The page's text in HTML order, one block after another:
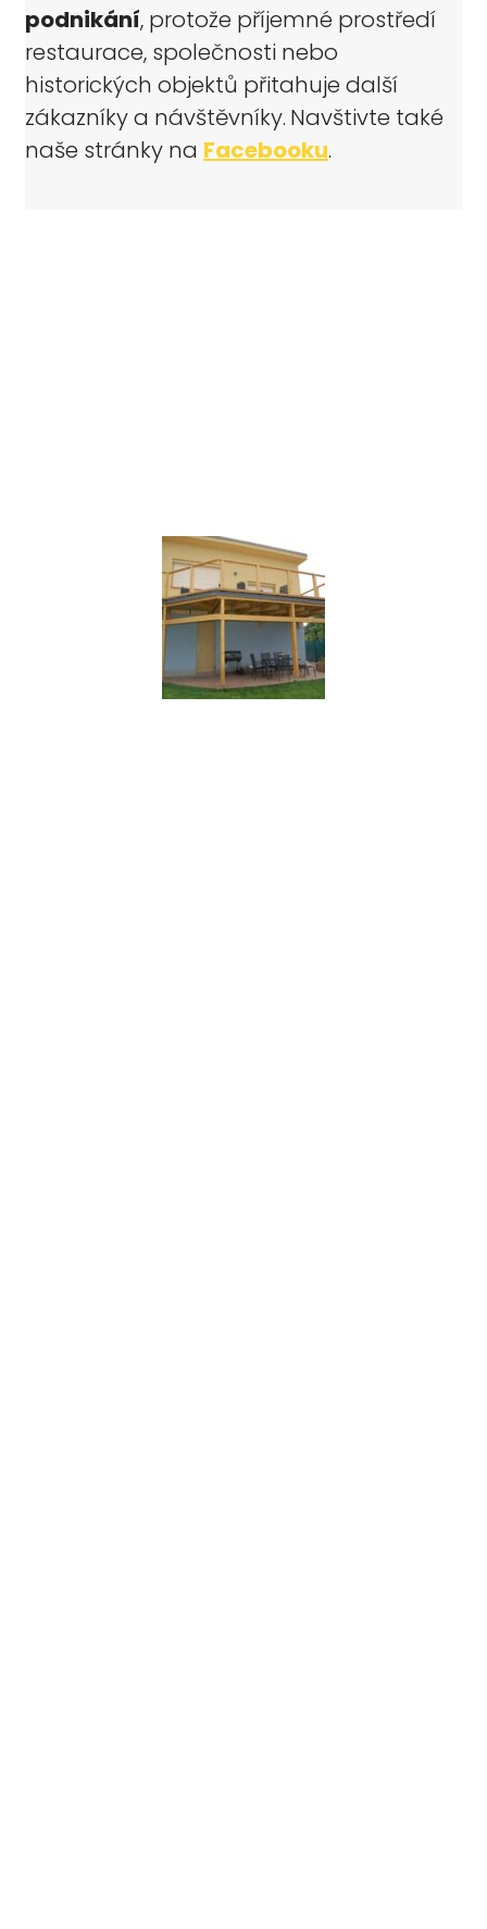
podnikání, protože příjemné prostředí
restaurace, společnosti nebo
historických objektů přitahuje další
zákazníky a návštěvníky. Navštivte také
naše stránky na Facebooku.